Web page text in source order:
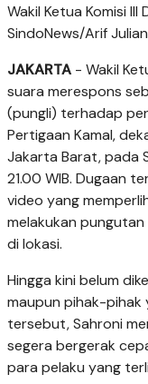
Wakil Ketua Komisi
SindoNews/Arif
JAKARTA - Wakil
suara merespons
(pungli) terhadap
Pertigaan Kamal,
Jakarta Barat, pada
21.00 WIB. Dugaan
video yang
melakukan
di lokasi.
Hingga kini belum
maupun pihak-pihak
tersebut, Sahroni
segera bergerak
para pelaku yang